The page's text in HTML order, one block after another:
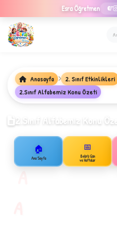
Esra Öğretmen
A
Anasayfa 2. Sınıf Etkinlikleri
2.Sınıf Alfabemiz Konu Özeti
2.Sınıf Alfabemiz Konu
🏠
Ana Sayfa
📅
Belirli Gün
ve Haftalar